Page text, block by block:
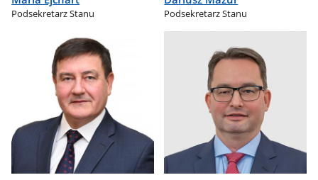
Podsekretarz Stanu Podsekretarz Stanu